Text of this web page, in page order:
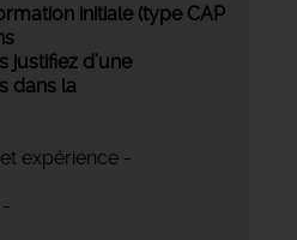
initiale (type CAP
justifiez d’une
dans la
expérience -